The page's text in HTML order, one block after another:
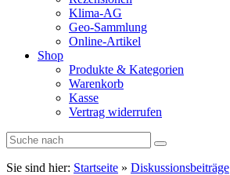
Klima-AG
Geo-Sammlung
Online-Artikel
Shop
Produkte & Kategorien
Warenkorb
Kasse
Vertrag widerrufen
Sie sind hier: Startseite » Diskussionsbeiträge